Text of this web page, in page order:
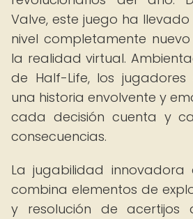
Valve, este juego ha
nivel completamente
la realidad virtual.
de Half-Life, los jugadores
una historia envolvente y
cada decisión cuenta y
consecuencias.
La jugabilidad innovadora
combina elementos de
y resolución de acertijos